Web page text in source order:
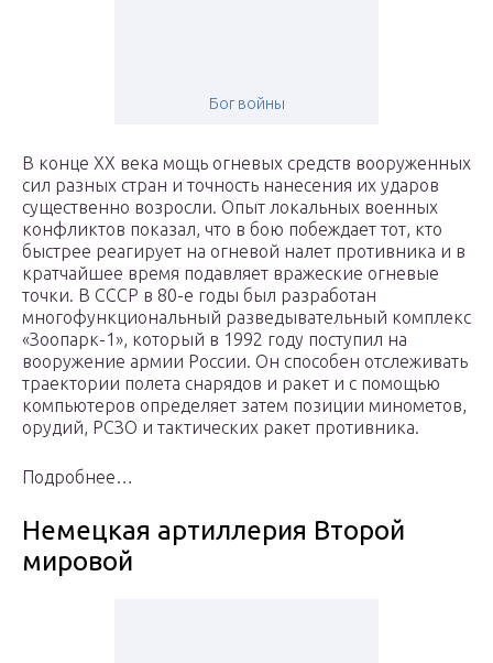
Бог войны
В конце XX века мощь огневых средств вооруженных
сил разных стран и точность нанесения их ударов
существенно возросли. Опыт локальных военных
конфликтов показал, что в бою побеждает тот, кто
быстрее реагирует на огневой налет противника и в
кратчайшее время подавляет вражеские огневые
точки. В СССР в 80-е годы был разработан
многофункциональный разведывательный комплекс
«Зоопарк-1», который в 1992 году поступил на
вооружение армии России. Он способен отслеживать
траектории полета снарядов и ракет и с помощью
компьютеров определяет затем позиции минометов,
орудий, РСЗО и тактических ракет противника.
Подробнее…
Немецкая артиллерия Второй
мировой